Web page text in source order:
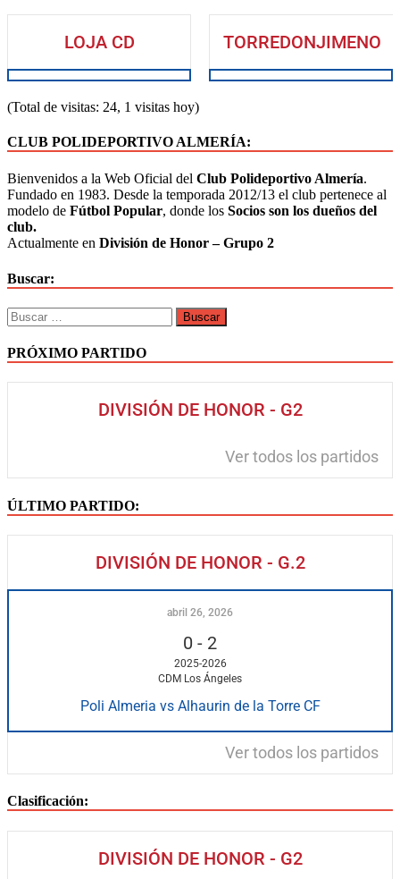
LOJA CD TORREDONJIMENO
(Total de visitas: 24, 1 visitas hoy)
CLUB POLIDEPORTIVO ALMERÍA:
Bienvenidos a la Web Oficial del Club Polideportivo Almería.
Fundado en 1983. Desde la temporada 2012/13 el club pertenece al
modelo de Fútbol Popular, donde los Socios son los dueños del
club.
Actualmente en División de Honor – Grupo 2
Buscar:
PRÓXIMO PARTIDO
DIVISIÓN DE HONOR - G2
Ver todos los partidos
ÚLTIMO PARTIDO:
DIVISIÓN DE HONOR - G.2
abril 26, 2026
0 - 2
2025-2026
CDM Los Ángeles
Poli Almeria vs Alhaurin de la Torre CF
Ver todos los partidos
Clasificación:
DIVISIÓN DE HONOR - G2